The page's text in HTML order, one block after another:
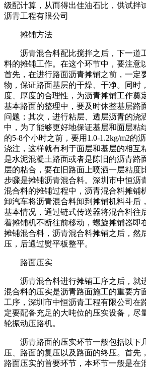
级配计算，从而得出佳油石比，供试拌
沥青工程有限公司
摊铺方法
沥青混合料配比搅拌之后，下一道
料的摊铺工作。在这个环节中，要注意
首先，在进行路面沥青摊铺之前，一定
物，保证路面基层的干燥、干净。同时
度、厚度的合理性，为沥青摊铺工作奠
基本路面的整理中，要及时休整基层路
问题；其次，进行粘层、透层沥青的浇
中，为了能够更好地保证基层和面层粘
的5-8个小时之前，要用1.0-1.2kg/m2的
浇注，这样就有利于面层和基层的相互
是水泥混凝土路面或者是陈旧的沥青路
层的粘合，要在旧路面上喷洒一层粘度
步骤是摊铺沥青混合料。深圳市中恒沥
混合料的摊铺过程中，沥青混合料摊铺
卸汽车将沥青混合料卸到摊铺机料斗后
基本情况，通过链式传送器将混合料往
着摊铺机不断往前移动，螺旋摊铺器即
摊铺混合料，沥青混合料摊铺之后，然
压，后通过熨平板整平。
路面压实
沥青混合料进行摊铺工序之后，就
混合料的压实是沥青路面施工的重要方
工序，深圳市中恒沥青工程有限公司在
定要配备充足的大吨位的压实设备，尽
轮振动压路机。
沥青路面的压实环节一般包括以下
压、路面的复压以及路面的终压。首先
路面压实的首要环节，本环节一般是在